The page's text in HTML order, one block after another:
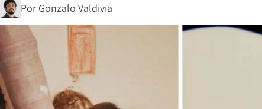
Por Gonzalo Valdivia